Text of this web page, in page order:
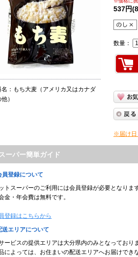
名：もち大麦（アメリカ又はカナダ
）
537円
数量：
※届け日
ーパー簡単ガイド
員登録について
トスーパーのご利用には会員登録が必要となります
金・年会費は無料です。
登録はこちらから
送エリアについて
ービスの提供エリアは大分県内のみとなっておりま
によっては、お住まいの配送エリアへお届けでき